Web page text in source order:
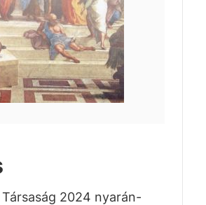
2024 nyarán-